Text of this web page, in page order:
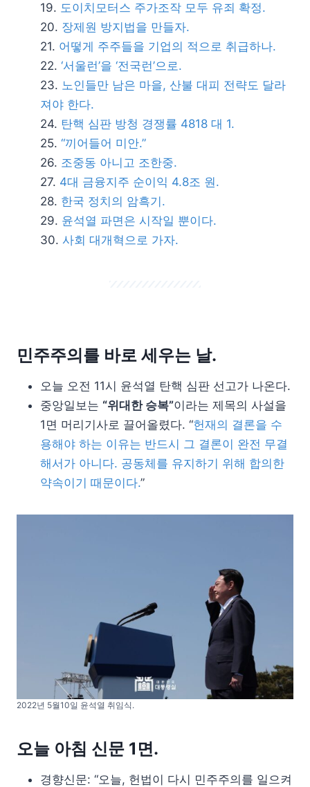
도이치모터스 주가조작 모두 유죄 확정.
장제원 방지법을 만들자.
어떻게 주주들을 기업의 적으로 취급하나.
‘서울런’을 ‘전국런’으로.
노인들만 남은 마을, 산불 대피 전략도 달라
져야 한다.
탄핵 심판 방청 경쟁률 4818 대 1.
“끼어들어 미안.”
조중동 아니고 조한중.
4대 금융지주 순이익 4.8조 원.
한국 정치의 암흑기.
윤석열 파면은 시작일 뿐이다.
사회 대개혁으로 가자.
민주주의를 바로 세우는 날.
오늘 오전 11시 윤석열 탄핵 심판 선고가 나온다.
중앙일보는 “위대한 승복”이라는 제목의 사설을
1면 머리기사로 끌어올렸다. “헌재의 결론을 수
용해야 하는 이유는 반드시 그 결론이 완전 무결
해서가 아니다. 공동체를 유지하기 위해 합의한
약속이기 때문이다.”
2022년 5월10일 윤석열 취임식.
오늘 아침 신문 1면.
경향신문: “오늘, 헌법이 다시 민주주의를 일으켜